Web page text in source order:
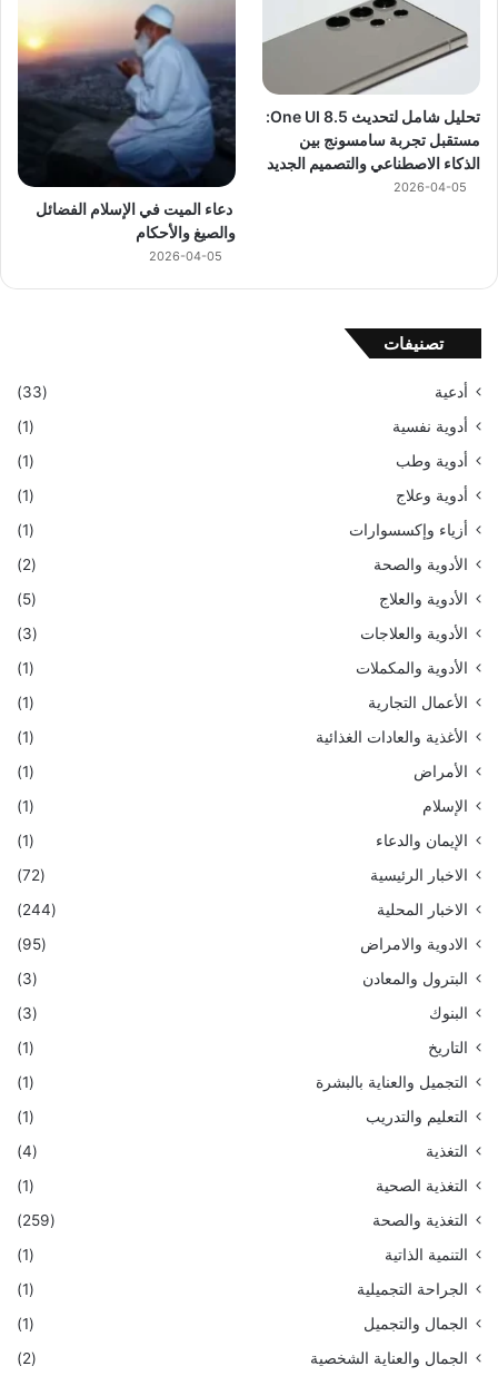
تحليل شامل لتحديث One UI 8.5:
مستقبل تجربة سامسونج بين
الذكاء الاصطناعي والتصميم الجديد
2026-04-05
دعاء الميت في الإسلام الفضائل
والصيغ والأحكام
2026-04-05
تصنيفات
أدعية
(33)
أدوية نفسية
(1)
أدوية وطب
(1)
أدوية وعلاج
(1)
أزياء وإكسسوارات
(1)
الأدوية والصحة
(2)
الأدوية والعلاج
(5)
الأدوية والعلاجات
(3)
الأدوية والمكملات
(1)
الأعمال التجارية
(1)
الأغذية والعادات الغذائية
(1)
الأمراض
(1)
الإسلام
(1)
الإيمان والدعاء
(1)
الاخبار الرئيسية
(72)
الاخبار المحلية
(244)
الادوية والامراض
(95)
البترول والمعادن
(3)
البنوك
(3)
التاريخ
(1)
التجميل والعناية بالبشرة
(1)
التعليم والتدريب
(1)
التغذية
(4)
التغذية الصحية
(1)
التغذية والصحة
(259)
التنمية الذاتية
(1)
الجراحة التجميلية
(1)
الجمال والتجميل
(1)
الجمال والعناية الشخصية
(2)